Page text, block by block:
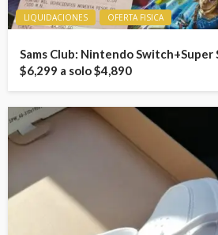
LIQUIDACIONES OFERTA FISICA
Sams Club: Nintendo Switch+Super
$6,299 a solo $4,890